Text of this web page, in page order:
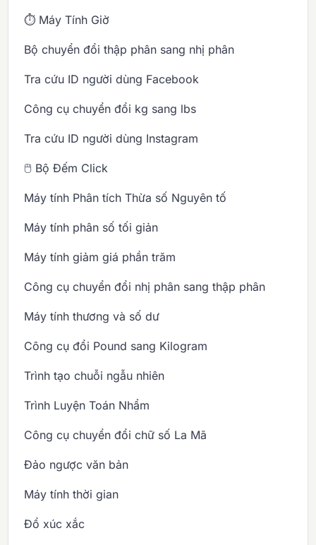
⏱️ Máy Tính Giờ
Bộ chuyển đổi thập phân sang nhị phân
Tra cứu ID người dùng Facebook
Công cụ chuyển đổi kg sang lbs
Tra cứu ID người dùng Instagram
🖱️ Bộ Đếm Click
Máy tính Phân tích Thừa số Nguyên tố
Máy tính phân số tối giản
Máy tính giảm giá phần trăm
Công cụ chuyển đổi nhị phân sang thập phân
Máy tính thương và số dư
Công cụ đổi Pound sang Kilogram
Trình tạo chuỗi ngẫu nhiên
Trình Luyện Toán Nhẩm
Công cụ chuyển đổi chữ số La Mã
Đảo ngược văn bản
Máy tính thời gian
Đổ xúc xắc